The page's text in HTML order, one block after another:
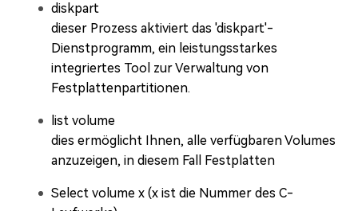
diskpart
dieser Prozess aktiviert das 'diskpart'-
Dienstprogramm, ein leistungsstarkes
integriertes Tool zur Verwaltung von
Festplattenpartitionen.
list volume
dies ermöglicht Ihnen, alle verfügbaren Volumes
anzuzeigen, in diesem Fall Festplatten
Select volume x (x ist die Nummer des C-